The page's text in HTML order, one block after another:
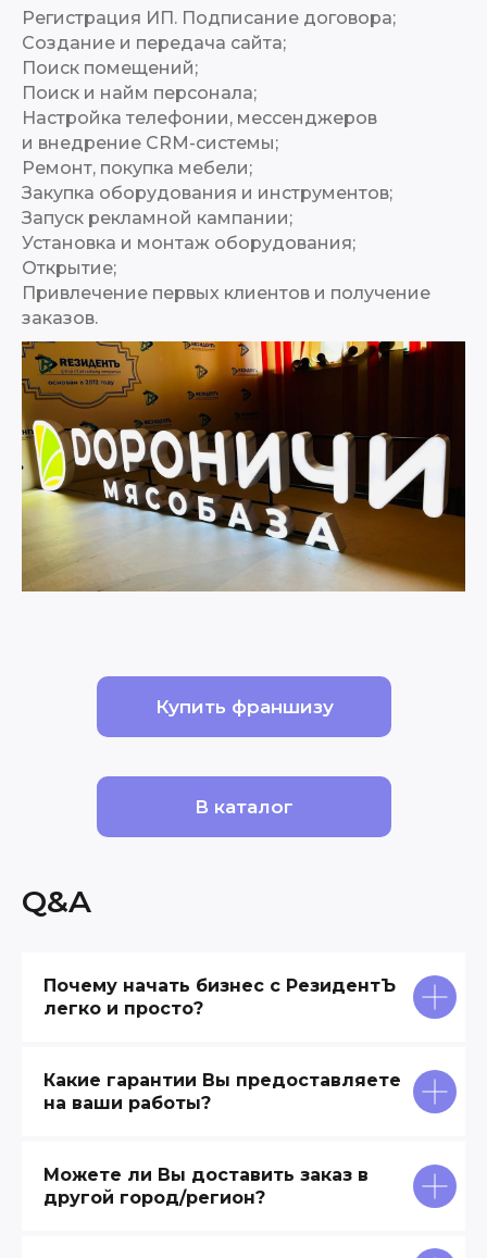
Регистрация ИП. Подписание договора;
Создание и передача сайта;
Поиск помещений;
Поиск и найм персонала;
Настройка телефонии, мессенджеров
и внедрение CRM-системы;
Ремонт, покупка мебели;
Закупка оборудования и инструментов;
Запуск рекламной кампании;
Установка и монтаж оборудования;
Открытие;
Привлечение первых клиентов и получение
заказов.
Купить франшизу
В каталог
Q&A
Почему начать бизнес с РезидентЪ
легко и просто?
Какие гарантии Вы предоставляете
на ваши работы?
Можете ли Вы доставить заказ в
другой город/регион?